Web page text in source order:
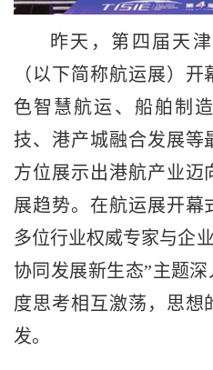
昨天，第四届天
（以下简称航运展）
色智慧航运、船舶制
技、港产城融合发展等
方位展示出港航产业迈
展趋势。在航运展开幕
多位行业权威专家与企
协同发展新生态”主题
度思考相互激荡，思想
发。